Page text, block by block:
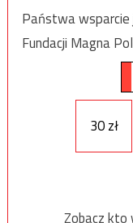
Państwa wsparcie
Fundacji Magna
30 zł
Zobacz kto